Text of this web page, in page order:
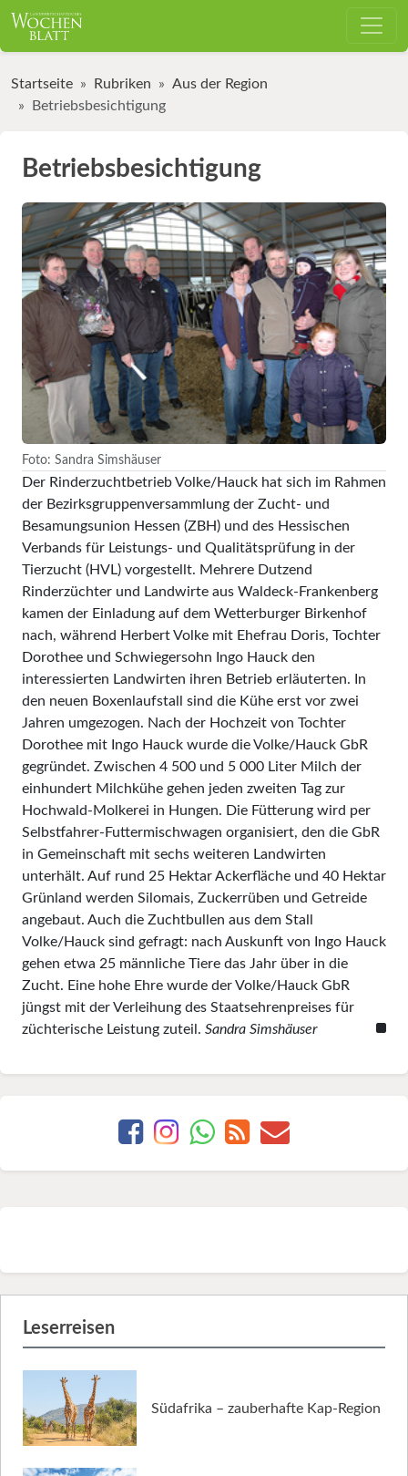
Startseite Rubriken
Aus der Region
Betriebsbesichtigung
Betriebsbesichtigung
Foto: Sandra Simshäuser
Der Rinderzuchtbetrieb Volke/Hauck hat sich im Rahmen
der Bezirksgruppenversammlung der Zucht- und
Besamungsunion Hessen (ZBH) und des Hessischen
Verbands für Leistungs- und Qualitätsprüfung in der
Tierzucht (HVL) vorgestellt. Mehrere Dutzend
Rinderzüchter und Landwirte aus Waldeck-Frankenberg
kamen der Einladung auf dem Wetterburger Birkenhof
nach, während Herbert Volke mit Ehefrau Doris, Tochter
Dorothee und Schwiegersohn Ingo Hauck den
interessierten Landwirten ihren Betrieb erläuterten. In
den neuen Boxenlaufstall sind die Kühe erst vor zwei
Jahren umgezogen. Nach der Hochzeit von Tochter
Dorothee mit Ingo Hauck wurde die Volke/Hauck GbR
gegründet. Zwischen 4 500 und 5 000 Liter Milch der
einhundert Milchkühe gehen jeden zweiten Tag zur
Hochwald-Molkerei in Hungen. Die Fütterung wird per
Selbstfahrer-Futtermischwagen organisiert, den die GbR
in Gemeinschaft mit sechs weiteren Landwirten
unterhält. Auf rund 25 Hektar Ackerfläche und 40 Hektar
Grünland werden Silomais, Zuckerrüben und Getreide
angebaut. Auch die Zuchtbullen aus dem Stall
Volke/Hauck sind gefragt: nach Auskunft von Ingo Hauck
gehen etwa 25 männliche Tiere das Jahr über in die
Zucht. Eine hohe Ehre wurde der Volke/Hauck GbR
jüngst mit der Verleihung des Staatsehrenpreises für
züchterische Leistung zuteil. Sandra Simshäuser
Leserreisen
Südafrika – zauberhafte Kap-Region